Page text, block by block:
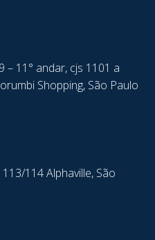
– 11° andar, cjs 1101 a
Shopping, São Paulo
114 Alphaville, São